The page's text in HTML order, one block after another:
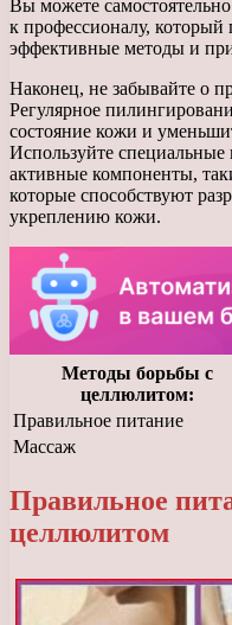
Вы можете
к профессионалу,
эффективные методы и
Наконец, не забывайте о
Регулярное
состояние кожи и
Используйте
активные компоненты,
которые способствуют
укреплению кожи.
Методы борьбы с
целлюлитом:
Правильное питание
Массаж
Правильное
целлюлитом